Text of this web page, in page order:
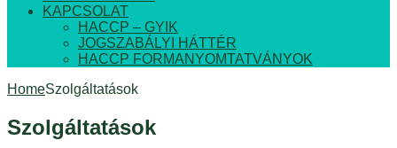
KAPCSOLAT
HACCP – GYIK
JOGSZABÁLYI HÁTTÉR
HACCP FORMANYOMTATVÁNYOK
HomeSzolgáltatások
Szolgáltatások